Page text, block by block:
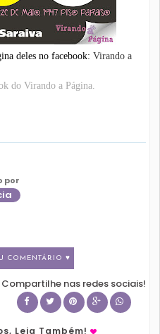
deles no facebook:Virando a
do Virando a Página.
por
COMENTÁRIO ♥
Compartilhe nas redes sociais!
Leia Também!